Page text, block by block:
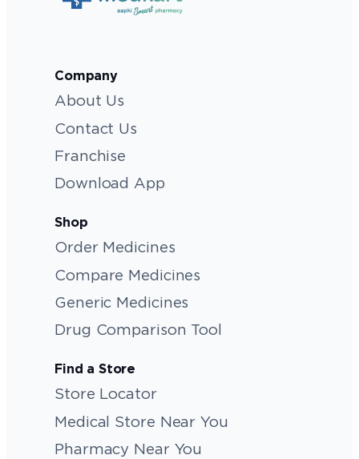
Company
About Us
Contact Us
Franchise
Download App
Shop
Order Medicines
Compare Medicines
Generic Medicines
Drug Comparison Tool
Find a Store
Store Locator
Medical Store Near You
Pharmacy Near You